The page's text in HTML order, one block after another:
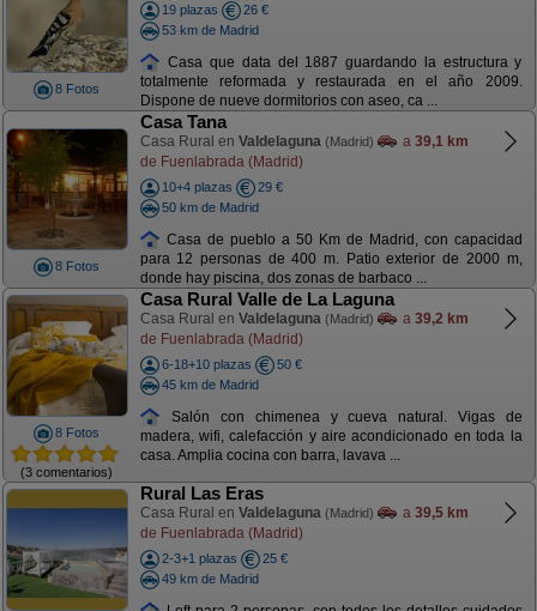
8 Fotos
19 plazas
26 €
53 km de Madrid
Casa que data del 1887 guardando la estructura y
totalmente reformada y restaurada en el año 2009.
Dispone de nueve dormitorios con aseo, ca ...
8 Fotos
Casa Tana
Casa Rural en Valdelaguna (Madrid) a 39,1 km
de Fuenlabrada (Madrid)
10+4 plazas
29 €
50 km de Madrid
Casa de pueblo a 50 Km de Madrid, con capacidad
para 12 personas de 400 m. Patio exterior de 2000 m,
donde hay piscina, dos zonas de barbaco ...
8 Fotos
(3 comentarios)
Casa Rural Valle de La Laguna
Casa Rural en Valdelaguna (Madrid) a 39,2 km
de Fuenlabrada (Madrid)
6-18+10 plazas
50 €
45 km de Madrid
Salón con chimenea y cueva natural. Vigas de
madera, wifi, calefacción y aire acondicionado en toda la
casa. Amplia cocina con barra, lavava ...
Rural Las Eras
Casa Rural en Valdelaguna (Madrid) a 39,5 km
de Fuenlabrada (Madrid)
2-3+1 plazas
25 €
49 km de Madrid